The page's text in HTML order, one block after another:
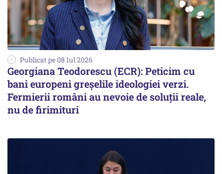
Publicat pe 08 Iul 2026
Georgiana Teodorescu (ECR): Peticim cu
bani europeni greșelile ideologiei verzi.
Fermierii români au nevoie de soluții reale,
nu de firimituri